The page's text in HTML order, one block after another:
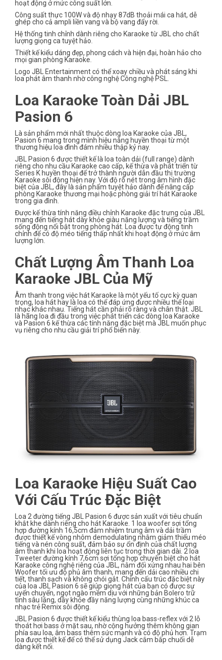
hoạt động ở mức công suất lớn.
Công suất thực 100W và độ nhạy 87dB thoải mái ca hát, dễ
ghép cho cả ampli liền vang và bộ vang đẩy rời.
Hệ thống tinh chỉnh dành riêng cho Karaoke từ JBL cho chất
lượng giọng ca tuyệt hảo.
Thiết kế kiểu dáng đẹp, phong cách và hiện đại, hoàn hảo cho
mọi gian phòng Karaoke.
Logo JBL Entertainment có thể xoay chiều và phát sáng khi
loa phát âm thanh nhờ công nghệ Công nghệ PSL.
Loa Karaoke Toàn Dải JBL
Pasion 6
Là sản phẩm mới nhất thuộc dòng loa Karaoke của JBL,
Pasion 6 mang trong mình hiệu năng huyền thoại từ một
thương hiệu loa đình đám nhiều thập kỷ nay.
JBL Pasion 6 được thiết kế là loa toàn dải (full range) dành
riêng cho nhu cầu Karaoke cao cấp, kế thừa và phát triển từ
Series K huyền thoại để trở thành người dẫn đầu thị trường
Karaoke sôi động hiện nay. Với độ rõ nét trong âm hình đặc
biệt của JBL, đây là sản phẩm tuyệt hảo dành để nâng cấp
phòng Karaoke thương mại hoặc phòng giải trí hát Karaoke
trong gia đình.
Được kế thừa tính năng điều chỉnh Karaoke đặc trưng của JBL
mang đến tiếng hát dày khỏe giàu năng lượng và tiếng trầm
sống động nổi bật trong phòng hát. Loa được tự động tinh
chỉnh để có độ méo tiếng thấp nhất khi hoạt động ở mức âm
lượng lớn.
Chất Lượng Âm Thanh Loa
Karaoke JBL Của Mỹ
Âm thanh trong việc hát Karaoke là một yếu tố cực kỳ quan
trọng, loa hát hay là loa có thể đáp ứng được nhiều thể loại
nhạc khác nhau. Tiếng hát cần phải rõ ràng và chân thật. JBL
là hãng loa đi đầu trong việc phát triển các dòng loa Karaoke
và Pasion 6 kế thừa các tính năng đặc biệt mà JBL muốn phục
vụ riêng cho nhu cầu giải trí phổ biến này.
Loa Karaoke Hiệu Suất Cao
Với Cấu Trúc Đặc Biệt
Loa 2 đường tiếng JBL Pasion 6 được sản xuất với tiêu chuẩn
khắt khe dành riêng cho hát Karaoke. 1 loa woofer sợi tổng
hợp đường kính 16,5cm đảm nhiệm trung âm và dải trầm
được thiết kế vòng nhôm demodulating nhằm giảm thiểu méo
tiếng và nén công suất, đảm bảo sự ổn định của chất lượng
âm thanh khi loa hoạt động liên tục trong thời gian dài. 2 loa
Tweeter đường kính 7,6cm sợi tổng hợp chuyên biệt cho hát
Karaoke công nghệ riêng của JBL, nằm đối xứng nhau hai bên
Woofer tối ưu độ phủ âm thanh, mang đến dải cao nhiều chi
tiết, thanh sạch và không chói gắt. Chính cấu trúc đặc biệt này
của loa JBL Pasion 6 sẽ giúp giọng hát của bạn có được sự
uyển chuyển, ngọt ngào mềm dịu với những bản Bolero trữ
tình sâu lắng, dầy khỏe đầy năng lượng cùng những khúc ca
nhạc trẻ Remix sôi động.
JBL Pasion 6 được thiết kế kiểu thùng loa bass-reflex với 2 lỗ
thoát hơi bass ở mặt sau, nhờ cộng hưởng thêm không gian
phía sau loa, âm bass thêm sức mạnh và có độ phủ hơn. Trạm
loa được thiết kế để có thể sử dụng Jack cắm bắp chuối dễ
dàng kết nối.